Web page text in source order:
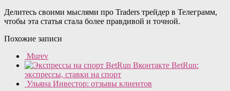
Делитесь своими мыслями про Traders трейдер в Телеграмм,
чтобы эта статья стала более правдивой и точной.
Похожие записи
Murev
BetRun:
экспрессы, ставки на спорт
Ульяна Инвестор: отзывы клиентов